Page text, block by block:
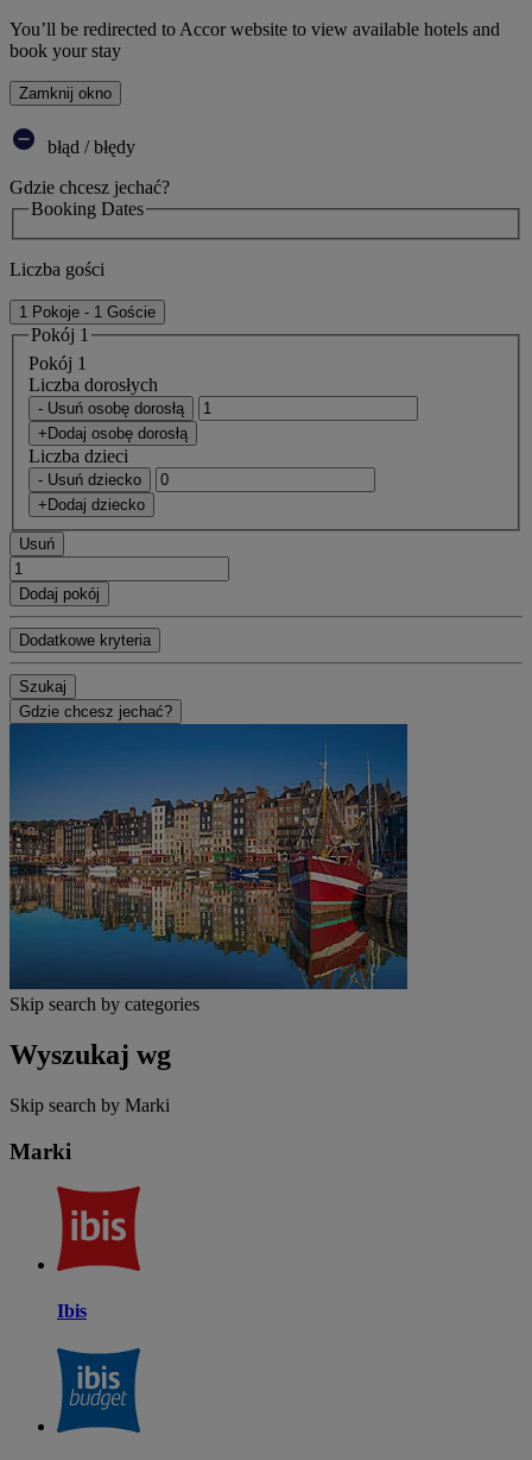
You’ll be redirected to Accor website to view available hotels and
book your stay
Zamknij okno
błąd / błędy
Gdzie chcesz jechać?
Booking Dates
Liczba gości
1 Pokoje - 1 Goście
Pokój 1
Pokój 1
Liczba dorosłych
- Usuń osobę dorosłą
+Dodaj osobę dorosłą
Liczba dzieci
- Usuń dziecko
+Dodaj dziecko
Usuń
Dodaj pokój
Dodatkowe kryteria
Szukaj
Gdzie chcesz jechać?
Skip search by categories
Wyszukaj wg
Skip search by Marki
Marki
Ibis